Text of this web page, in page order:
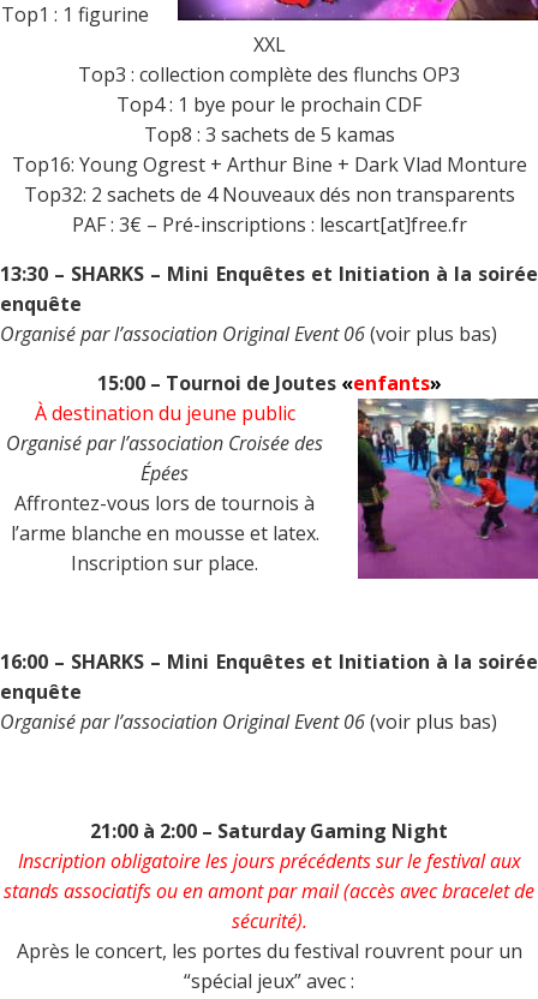
Top1 : 1 figurine
XXL
Top3 : collection complète des flunchs OP3
Top4 : 1 bye pour le prochain CDF
Top8 : 3 sachets de 5 kamas
Top16: Young Ogrest + Arthur Bine + Dark Vlad Monture
Top32: 2 sachets de 4 Nouveaux dés non transparents
PAF : 3€ – Pré-inscriptions : lescart[at]free.fr
13:30 – SHARKS – Mini Enquêtes et Initiation à la soirée
enquête
Organisé par l’association Original Event 06(voir plus bas)
15:00 – Tournoi de Joutes«enfants»
À destination du jeune public
Organisé par l’association Croisée des
Épées
Affrontez-vous lors de tournois à
l’arme blanche en mousse et latex.
Inscription sur place.
16:00 – SHARKS – Mini Enquêtes et Initiation à la soirée
enquête
Organisé par l’association Original Event 06(voir plus bas)
21:00 à 2:00 – Saturday Gaming Night
Inscription obligatoire les jours précédents sur le festival aux
stands associatifs ou en amont par mail (accès avec bracelet de
sécurité).
Après le concert, les portes du festival rouvrent pour un
“spécial jeux” avec :